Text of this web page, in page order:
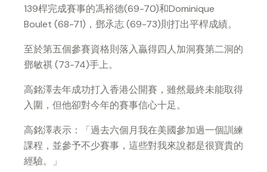
139桿完成賽事的馮裕德(69-70)和Dominique
Boulet (68-71)，鄧氶志 (69-73)則打出平桿成績。
至於第五個參賽資格則落入贏得四人加洞賽第二洞的
鄧敏祺 (73-74)手上。
高銘澤去年成功打入香港公開賽，雖然最終未能取得
入圍，但他卻對今年的賽事信心十足。
高銘澤表示：「過去六個月我在美國參加過一個訓練
課程，並參予不少賽事，這些對我來說都是很寶貴的
經驗。」